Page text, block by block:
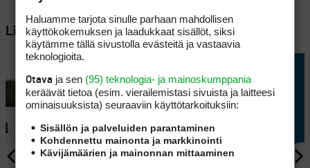
Lisää aiheesta
Haluamme tarjota sinulle parhaan mahdollisen
käyttökokemuksen ja laadukkaat sisällöt, siksi
käytämme tällä sivustolla evästeitä ja vastaavia
teknologioita.
Otava ja sen (95) teknologia- ja mainoskumppania
keräävät tietoa (esim. vierailemis­tasi sivuista ja laitteesi
ominaisuuk­sista) seuraaviin käyttötarkoituksiin:
Sisällön ja palveluiden parantaminen
Kohdennettu mainonta ja markkinointi
Kävijämäärien ja mainonnan mittaaminen